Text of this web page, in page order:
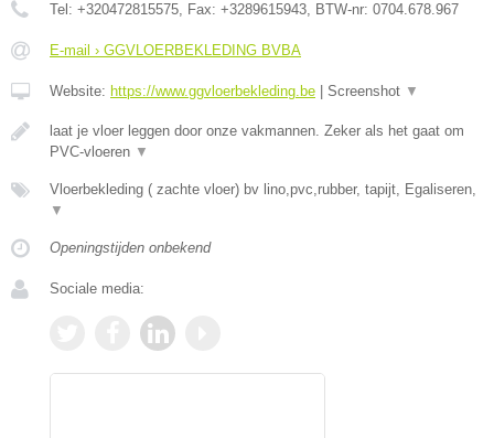
Tel: +320472815575, Fax: +3289615943, BTW-nr: 0704.678.967
E-mail › GGVLOERBEKLEDING BVBA
Website: https://www.ggvloerbekleding.be Screenshot ▼
laat je vloer leggen door onze vakmannen. Zeker als het gaat om
PVC-vloeren ▼
Vloerbekleding ( zachte vloer) bv lino,pvc,rubber, tapijt, Egaliseren,
▼
Openingstijden onbekend
Sociale media: